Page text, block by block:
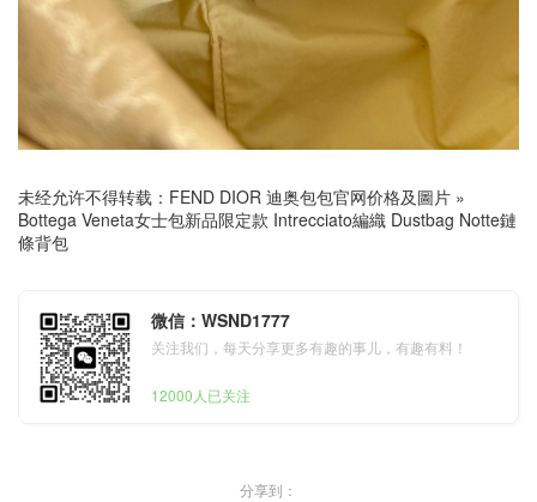
未经允许不得转载： FEND DIOR 迪奥包包官网价格及圖片 »
Bottega Veneta女士包新品限定款 Intrecciato編織 Dustbag Notte鏈
條背包
微信：WSND1777
关注我们，每天分享更多有趣的事儿，有趣有料！
12000人已关注
分享到：